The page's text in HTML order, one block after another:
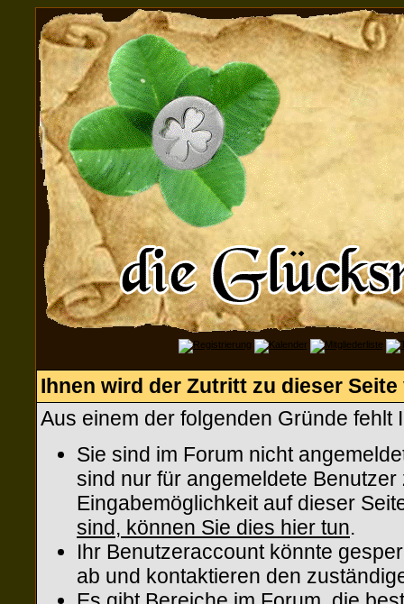
Ihnen wird der Zutritt zu dieser
Aus einem der folgenden Gründe
Sie sind im Forum nicht
sind nur für angemeldete
Eingabemöglichkeit auf dieser
sind, können Sie dies hier tun.
Ihr Benutzeraccount könnte
ab und kontaktieren den